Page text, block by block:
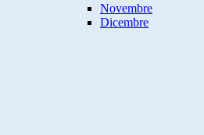
Novembre
Dicembre